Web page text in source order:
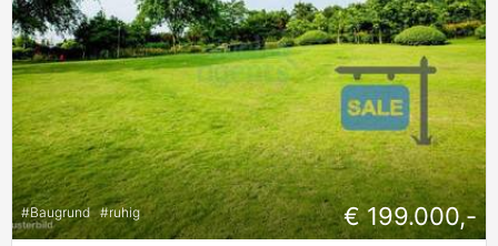
#Baugrund #ruhig € 199.000,-